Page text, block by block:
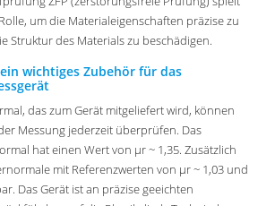
um die Materialeigenschaften präzise zu
Struktur des Materials zu beschädigen.
wichtiges Zubehör für das
das zum Gerät mitgeliefert wird, können
Messung jederzeit überprüfen. Das
hat einen Wert von µr ~ 1,35. Zusätzlich
mit Referenzwerten von µr ~ 1,03 und
Das Gerät ist an präzise geeichten